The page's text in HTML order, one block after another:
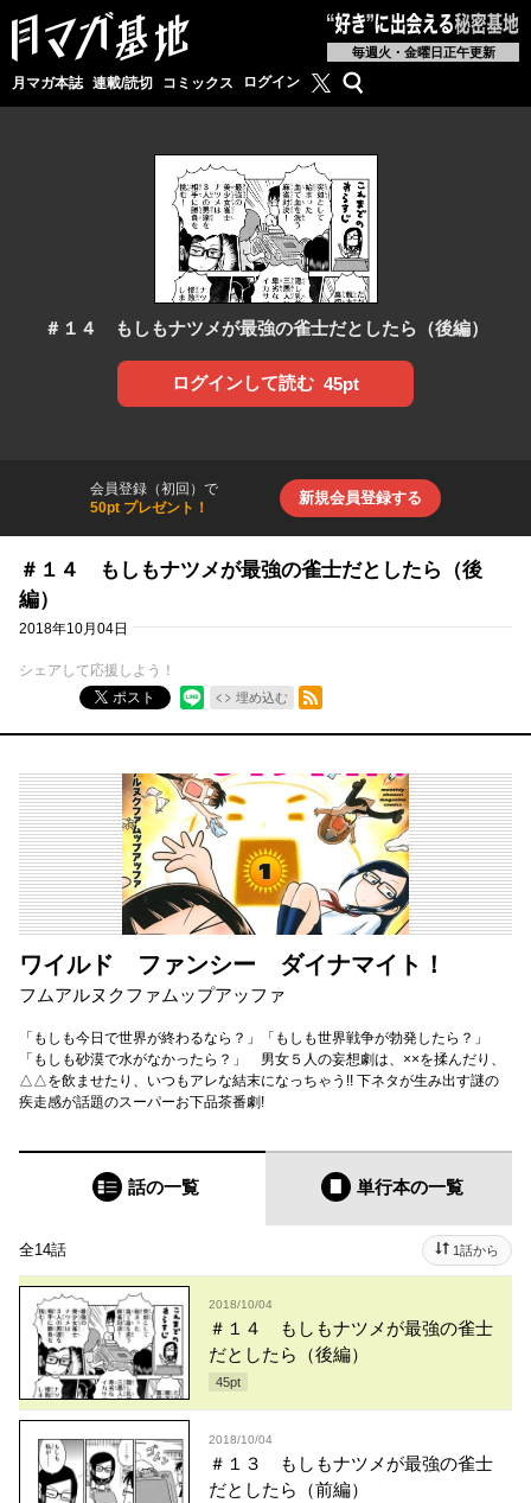
毎週火・金曜日正午更新
月マガ本誌 連載/読切 コミックス ログイン 月マガ基地公式X
検索
＃１４ もしもナツメが最強の雀士だとしたら（後編）
ログインして読む 45pt
会員登録（初回）で
50pt プレゼント！
新規会員登録する
＃１４ もしもナツメが最強の雀士だとしたら（後
編）
2018年10月04日
シェアして応援しよう！
ポスト
埋め込む
RSSフィード
ワイルド ファンシー ダイナマイト！
フムアルヌクファムップアッファ
「もしも今日で世界が終わるなら？」「もしも世界戦争が勃発したら？」
「もしも砂漠で水がなかったら？」 男女５人の妄想劇は、××を揉んだり、
△△を飲ませたり、いつもアレな結末になっちゃう!! 下ネタが生み出す謎の
疾走感が話題のスーパーお下品茶番劇!
話の一覧 単行本の一覧
全14話 1話から
2018/10/04
＃１４ もしもナツメが最強の雀士
だとしたら（後編）
45pt
2018/10/04
＃１３ もしもナツメが最強の雀士
だとしたら（前編）